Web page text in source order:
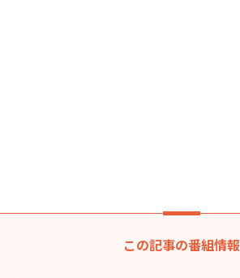
この記事の番組情報